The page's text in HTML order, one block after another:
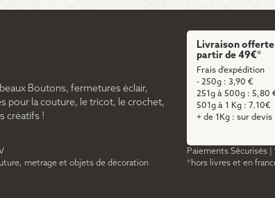
Boutons, fermetures éclair,
pour la couture, le tricot, le crochet,
créatifs !
Livraison offerte
partir de 49€*
Frais d'expédition
- 250g : 3,90 €
251g à 500g : 5,80
501g à 1 Kg : 7.10€
+ de 1Kg : sur devis
metrage et objets de décoration
Paiements Sécurisés|
*hors livres et en